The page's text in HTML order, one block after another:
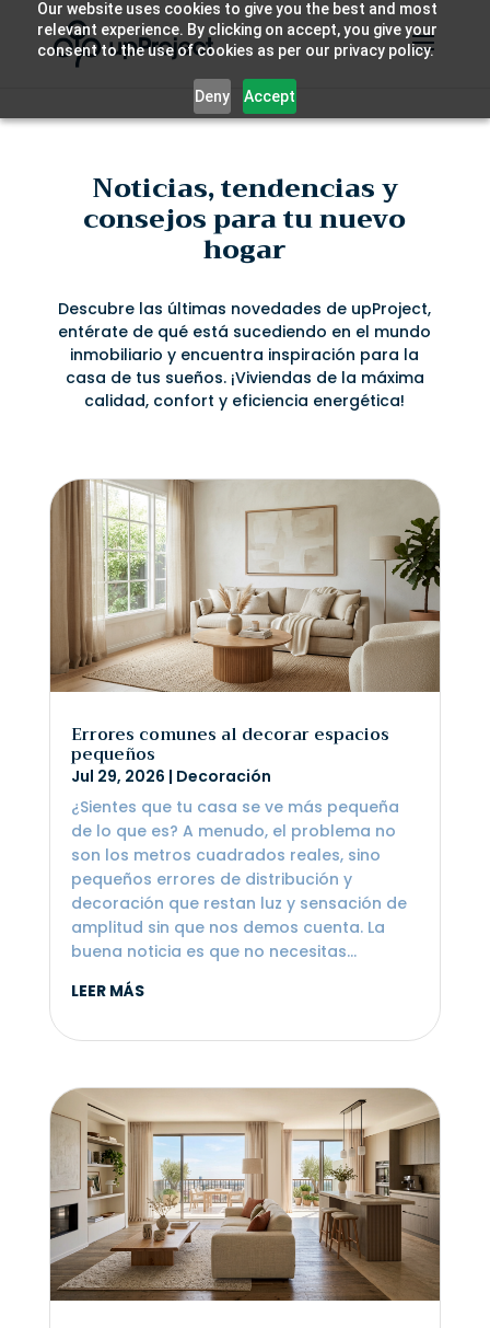
Our website uses cookies to give you the best and most
relevant experience. By clicking on accept, you give your
consent to the use of cookies as per our privacy policy.
Deny Accept
Noticias, tendencias y
consejos para tu nuevo
hogar
Descubre las últimas novedades de upProject,
entérate de qué está sucediendo en el mundo
inmobiliario y encuentra inspiración para la
casa de tus sueños. ¡Viviendas de la máxima
calidad, confort y eficiencia energética!
Errores comunes al decorar espacios
pequeños
Jul 29, 2026 | Decoración
¿Sientes que tu casa se ve más pequeña
de lo que es? A menudo, el problema no
son los metros cuadrados reales, sino
pequeños errores de distribución y
decoración que restan luz y sensación de
amplitud sin que nos demos cuenta. La
buena noticia es que no necesitas...
LEER MÁS